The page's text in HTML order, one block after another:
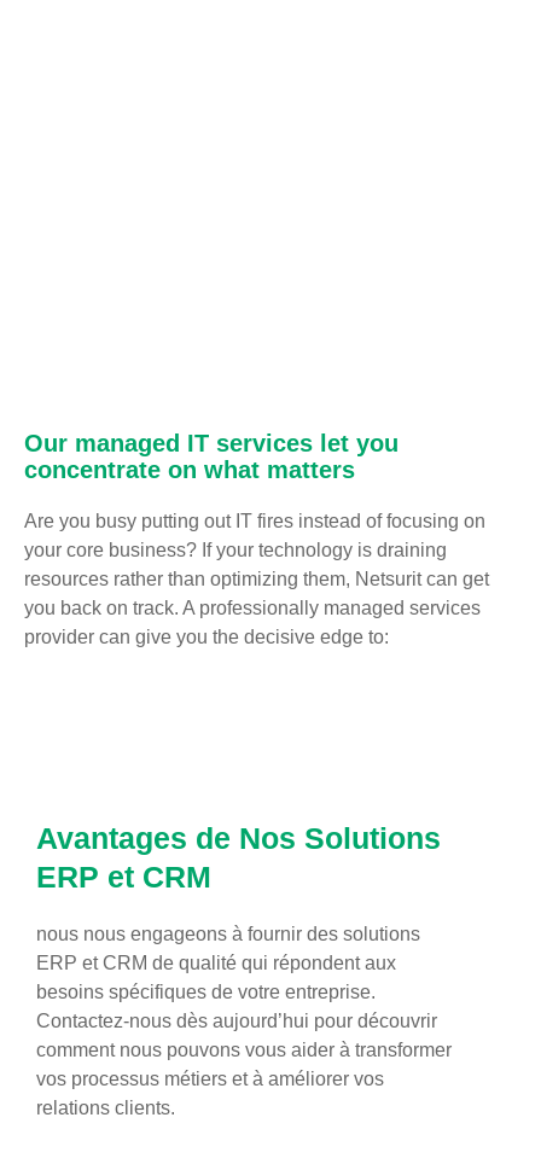
Our managed IT services let you
concentrate on what matters
Are you busy putting out IT fires instead of focusing on
your core business? If your technology is draining
resources rather than optimizing them, Netsurit can get
you back on track. A professionally managed services
provider can give you the decisive edge to:
Avantages de Nos Solutions
ERP et CRM
nous nous engageons à fournir des solutions
ERP et CRM de qualité qui répondent aux
besoins spécifiques de votre entreprise.
Contactez-nous dès aujourd’hui pour découvrir
comment nous pouvons vous aider à transformer
vos processus métiers et à améliorer vos
relations clients.